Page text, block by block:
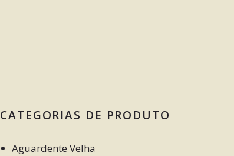
CATEGORIAS DE PRODUTO
Aguardente Velha